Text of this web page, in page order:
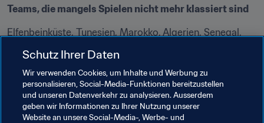
Teams, die mangels Spielen nicht mehr klassiert sind
Elfenbeinküste, Tunesien, Marokko, Algerien, Senegal,
Verwandte Themen
Weltrangliste (Frauen) FIFA-Weltrangliste
Schutz Ihrer Daten
Wir verwenden Cookies, um Inhalte und Werbung zu
personalisieren, Social-Media-Funktionen bereitzustellen
und unseren Datenverkehr zu analysieren. Ausserdem
geben wir Informationen zu Ihrer Nutzung unserer
Website an unsere Social-Media-, Werbe- und